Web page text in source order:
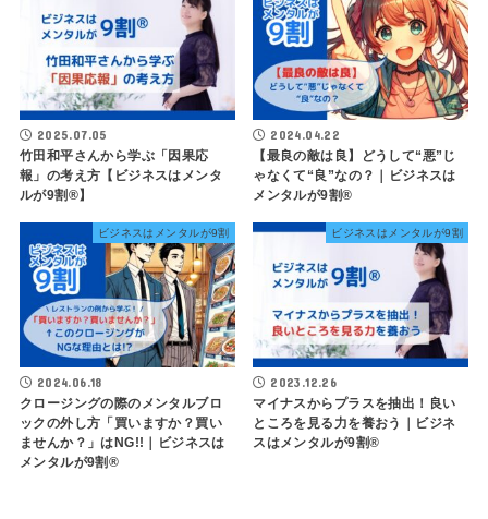
2025.07.05
竹田和平さんから学ぶ「因果応
報」の考え方【ビジネスはメンタ
ルが9割®️】
2024.04.22
【最良の敵は良】どうして“悪”じ
ゃなくて“良”なの？｜ビジネスは
メンタルが9割®︎
ビジネスはメンタルが9割
2024.06.18
クロージングの際のメンタルブロ
ックの外し方「買いますか？買い
ませんか？」はNG!!｜ビジネスは
メンタルが9割®︎
ビジネスはメンタルが9割
2023.12.26
マイナスからプラスを抽出！良い
ところを見る力を養おう｜ビジネ
スはメンタルが9割®︎